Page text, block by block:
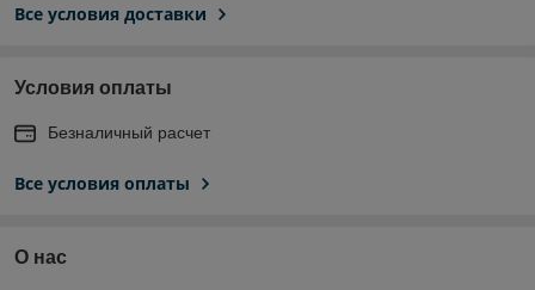
Все условия доставки
Условия оплаты
Безналичный расчет
Все условия оплаты
О нас